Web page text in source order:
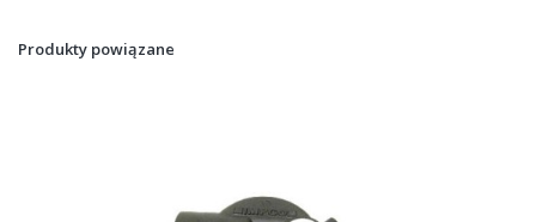
Produkty powiązane